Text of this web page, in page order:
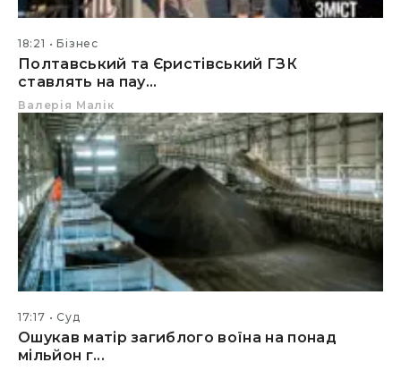
18:21 Бізнес
Полтавський та Єристівський ГЗК
ставлять на пау...
Валерія Малік
17:17 Суд
Ошукав матір загиблого воїна на понад
мільйон г...